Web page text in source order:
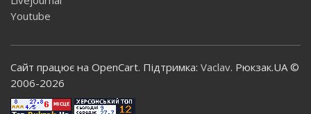
Youtube
Сайт працює на OpenCart. Підтримка: Vaclav. Рюкзак.UA ©
2006-2026